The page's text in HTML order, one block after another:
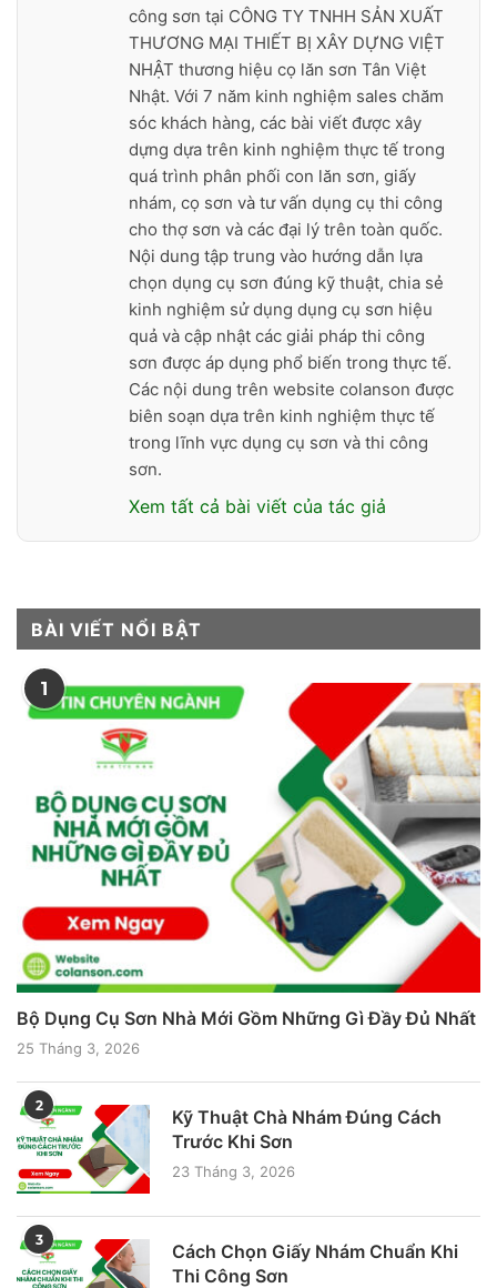
công sơn tại CÔNG TY TNHH SẢN XUẤT
THƯƠNG MẠI THIẾT BỊ XÂY DỰNG VIỆT
NHẬT thương hiệu cọ lăn sơn Tân Việt
Nhật. Với 7 năm kinh nghiệm sales chăm
sóc khách hàng, các bài viết được xây
dựng dựa trên kinh nghiệm thực tế trong
quá trình phân phối con lăn sơn, giấy
nhám, cọ sơn và tư vấn dụng cụ thi công
cho thợ sơn và các đại lý trên toàn quốc.
Nội dung tập trung vào hướng dẫn lựa
chọn dụng cụ sơn đúng kỹ thuật, chia sẻ
kinh nghiệm sử dụng dụng cụ sơn hiệu
quả và cập nhật các giải pháp thi công
sơn được áp dụng phổ biến trong thực tế.
Các nội dung trên website colanson được
biên soạn dựa trên kinh nghiệm thực tế
trong lĩnh vực dụng cụ sơn và thi công
sơn.
Xem tất cả bài viết của tác giả
BÀI VIẾT NỔI BẬT
1
Bộ Dụng Cụ Sơn Nhà Mới Gồm Những Gì Đầy Đủ Nhất
25 Tháng 3, 2026
2
Kỹ Thuật Chà Nhám Đúng Cách
Trước Khi Sơn
23 Tháng 3, 2026
3
Cách Chọn Giấy Nhám Chuẩn Khi
Thi Công Sơn